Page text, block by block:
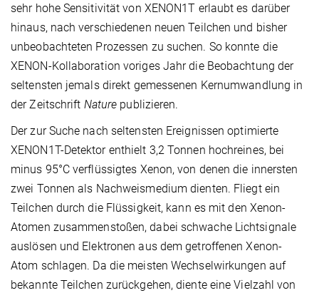
sehr hohe Sensitivität von XENON1T erlaubt es darüber
hinaus, nach verschiedenen neuen Teilchen und bisher
unbeobachteten Prozessen zu suchen. So konnte die
XENON-Kollaboration voriges Jahr die Beobachtung der
seltensten jemals direkt gemessenen Kernumwandlung in
der Zeitschrift Nature publizieren.
Der zur Suche nach seltensten Ereignissen optimierte
XENON1T-Detektor enthielt 3,2 Tonnen hochreines, bei
minus 95°C verflüssigtes Xenon, von denen die innersten
zwei Tonnen als Nachweismedium dienten. Fliegt ein
Teilchen durch die Flüssigkeit, kann es mit den Xenon-
Atomen zusammenstoßen, dabei schwache Lichtsignale
auslösen und Elektronen aus dem getroffenen Xenon-
Atom schlagen. Da die meisten Wechselwirkungen auf
bekannte Teilchen zurückgehen, diente eine Vielzahl von